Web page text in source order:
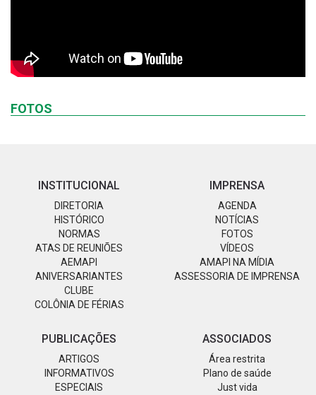
FOTOS
INSTITUCIONAL
DIRETORIA
HISTÓRICO
NORMAS
ATAS DE REUNIÕES
AEMAPI
ANIVERSARIANTES
CLUBE
COLÔNIA DE FÉRIAS
IMPRENSA
AGENDA
NOTÍCIAS
FOTOS
VÍDEOS
AMAPI NA MÍDIA
ASSESSORIA DE IMPRENSA
PUBLICAÇÕES
ARTIGOS
INFORMATIVOS
ESPECIAIS
ASSOCIADOS
Área restrita
Plano de saúde
Just vida